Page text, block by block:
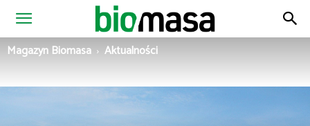
Magazyn
Magazyn Biomasa Aktualności